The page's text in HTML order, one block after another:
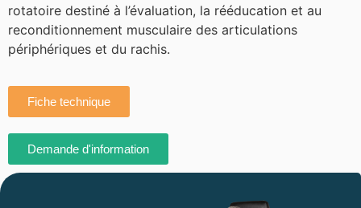
rotatoire destiné à l’évaluation, la rééducation et au
reconditionnement musculaire des articulations
périphériques et du rachis.
Fiche technique
Demande d'information